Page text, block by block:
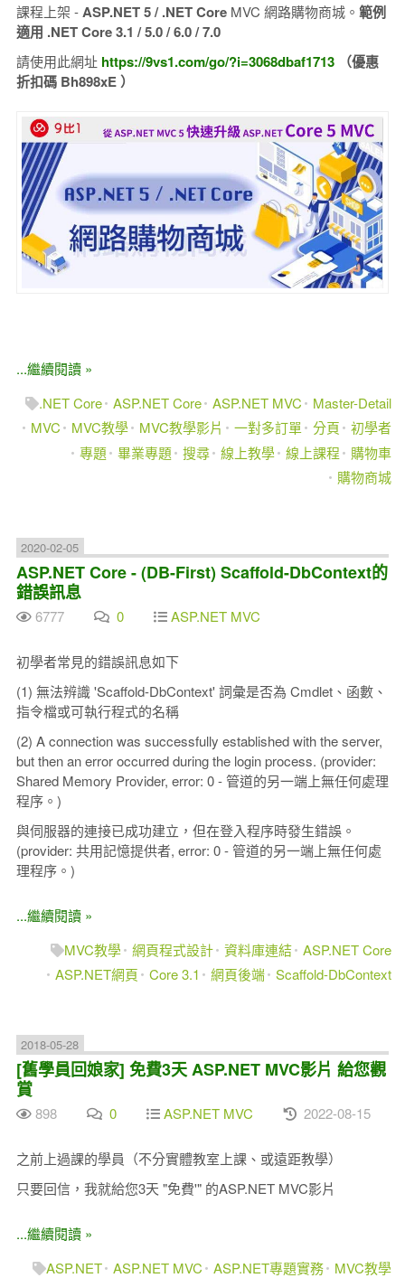
課程上架 -ASP.NET 5 / .NET CoreMVC 網路購物商城。 範例
適用 .NET Core 3.1 / 5.0 / 6.0 / 7.0
請使用此網址 https://9vs1.com/go/?i=3068dbaf1713（優惠
折扣碼 Bh898xE ）
...繼續閱讀 »
.NET Core ASP.NET Core ASP.NET MVC
Master-Detail
MVC
MVC教學 MVC教學影片 一對多訂單 分頁
初學者
專題 畢業專題 搜尋 線上教學 線上課程
購物車
購物商城
2020-02-05
ASP.NET Core - (DB-First) Scaffold-DbContext的
錯誤訊息
6777 0 ASP.NET MVC
初學者常見的錯誤訊息如下
(1) 無法辨識 'Scaffold-DbContext' 詞彙是否為 Cmdlet、函數、
指令檔或可執行程式的名稱
(2) A connection was successfully established with the server,
but then an error occurred during the login process. (provider:
Shared Memory Provider, error: 0 - 管道的另一端上無任何處理
程序。)
與伺服器的連接已成功建立，但在登入程序時發生錯誤。
(provider: 共用記憶提供者, error: 0 - 管道的另一端上無任何處
理程序。)
...繼續閱讀 »
MVC教學 網頁程式設計 資料庫連結 ASP.NET Core
ASP.NET網頁
Core 3.1 網頁後端 Scaffold-DbContext
2018-05-28
[舊學員回娘家] 免費3天 ASP.NET MVC影片 給您觀
賞
898 0 ASP.NET MVC 2022-08-15
之前上過課的學員（不分實體教室上課、或遠距教學）
只要回信，我就給您3天 "免費'" 的ASP.NET MVC影片
...繼續閱讀 »
ASP.NET ASP.NET MVC ASP.NET專題實務
MVC教學